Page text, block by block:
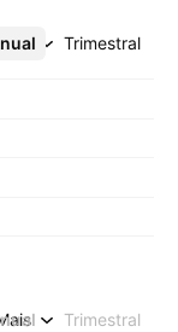
Trimestral
Trimestral